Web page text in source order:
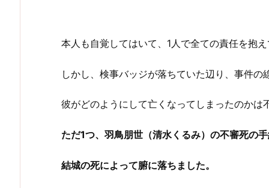
本人も自覚してはいて、1人で全ての責任を抱
しかし、検事バッジが落ちていた辺り、事件の
彼がどのようにして亡くなってしまったのかは
ただ1つ、羽鳥朋世（清水くるみ）の不審死の
結城の死によって腑に落ちました。